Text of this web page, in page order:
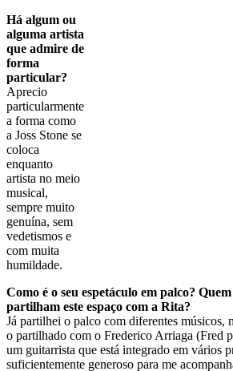
Há algum ou
alguma artista
que admire de
forma
particular?
Aprecio
particularmente
a forma como
a Joss Stone se
coloca
enquanto
artista no meio
musical,
sempre muito
genuína, sem
vedetismos e
com muita
humildade.
Como é o seu espetáculo em palco?
partilham este espaço com a Rita?
Já partilhei o palco com diferentes músicos,
o partilhado com o Frederico Arriaga (Fred
um guitarrista que está integrado em vários
suficientemente generoso para me